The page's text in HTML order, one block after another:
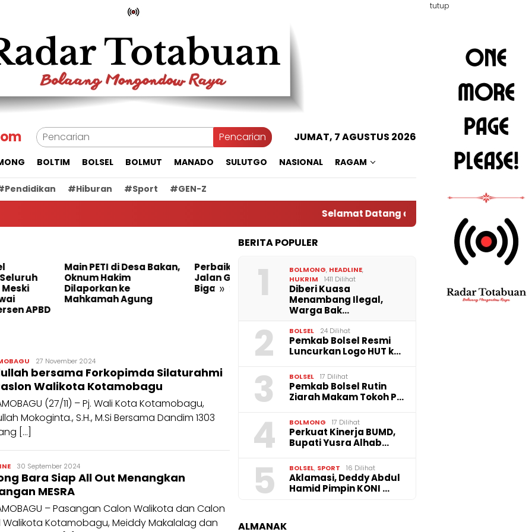
tutup
Pencarian JUMAT, 7 AGUSTUS 2026
BOLTIM BOLSEL BOLMUT MANADO SULUTGO NASIONAL RAGAM
#Hiburan #Sport #GEN-Z
Selamat Datang di Situs Warta RADAR
»
PETI di Desa Bakan,
Hakim
ke
Agung
Perbaikan Pipa Bocor
Jalan Golkar Kelurahan
Biga Tuntas
Demi Kenyamanan
Warga, Perumda Tirta
Bukaka Lakukan
Pengaspalan Bekas
Galian Perbaikan Pipa
Perkuat Kinerja BUMD,
Lantik Direksi Perumda
Tirta Bukaka dan
Randi
Manangin
27 November 2024
bersama Forkopimda Silaturahmi
Walikota Kotamobagu
(27/11) – Pj. Wali Kota Kotamobagu,
Mokoginta., S.H., M.Si Bersama Dandim 1303
[…]
Randi
Manangin
30 September 2024
Bara Siap All Out Menangkan
MESRA
– Pasangan Calon Walikota dan Calon
Walikota Kotamobagu, Meiddy Makalalag dan
BERITA POPULER
1 BOLMONG, HEADLINE,
HUKRIM
1411 Dilihat
Diberi Kuasa
Menambang Ilegal,
Warga Bak…
2 BOLSEL 24 Dilihat
Pemkab Bolsel Resmi
Luncurkan Logo HUT k…
3 BOLSEL 17 Dilihat
Pemkab Bolsel Rutin
Ziarah Makam Tokoh P…
4 BOLMONG 17 Dilihat
Perkuat Kinerja BUMD,
Bupati Yusra Alhab…
5 BOLSEL, SPORT 16 Dilihat
Aklamasi, Deddy Abdul
Hamid Pimpin KONI …
ALMANAK